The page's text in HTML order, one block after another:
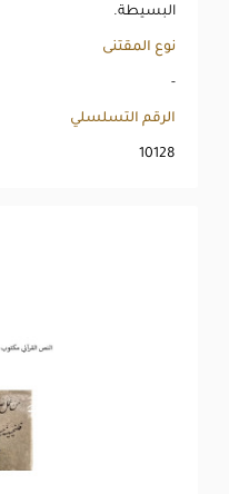
البسيطة.
نوع المقتنى
-
الرقم التسلسلي
10128